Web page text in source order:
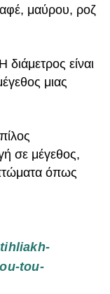
μαύρου, ροζ
διάμετρος είναι
μιας
σε μέγεθος,
όπως
tou-